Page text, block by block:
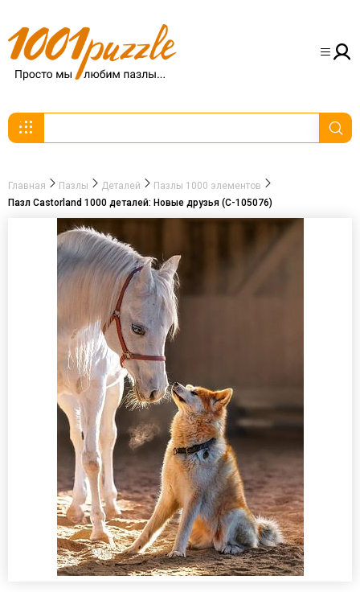
Главная Пазлы Деталей
Пазлы 1000 элементов
Пазл Castorland 1000 деталей: Новые друзья (C-105076)